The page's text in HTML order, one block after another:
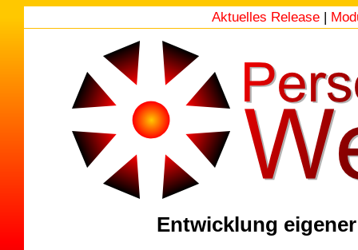
Aktuelles Release |
Entwicklung